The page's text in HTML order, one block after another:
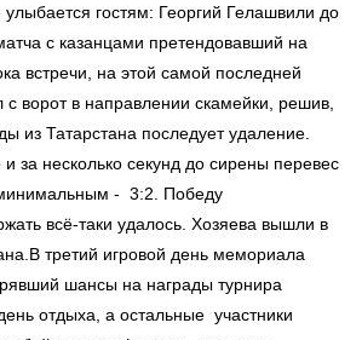
улыбается гостям: Георгий Гелашвили до
с казанцами претендовавший на
встречи, на этой самой последней
с ворот в направлении скамейки, решив,
из Татарстана последует удаление.
за несколько секунд до сирены перевес
минимальным - 3:2. Победу
всё-таки удалось. Хозяева вышли в
третий игровой день мемориала
шансы на награды турнира
отдыха, а остальные участники